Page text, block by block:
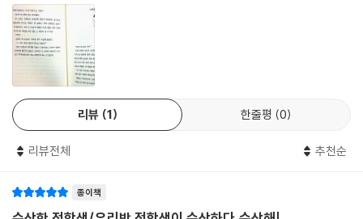
리뷰 1 한줄평 0
리뷰전체 추천순
종이책